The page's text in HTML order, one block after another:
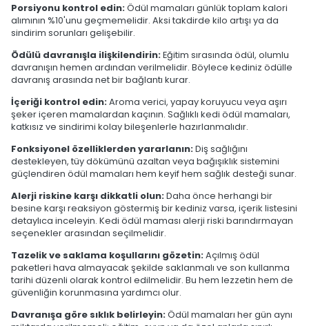
Porsiyonu kontrol edin:Ödül mamaları günlük toplam kalori
alımının %10'unu geçmemelidir. Aksi takdirde kilo artışı ya da
sindirim sorunları gelişebilir.
Ödülü davranışla ilişkilendirin:Eğitim sırasında ödül, olumlu
davranışın hemen ardından verilmelidir. Böylece kediniz ödülle
davranış arasında net bir bağlantı kurar.
İçeriği kontrol edin:Aroma verici, yapay koruyucu veya aşırı
şeker içeren mamalardan kaçının. Sağlıklı kedi ödül mamaları,
katkısız ve sindirimi kolay bileşenlerle hazırlanmalıdır.
Fonksiyonel özelliklerden yararlanın:Diş sağlığını
destekleyen, tüy dökümünü azaltan veya bağışıklık sistemini
güçlendiren ödül mamaları hem keyif hem sağlık desteği sunar.
Alerji riskine karşı dikkatli olun:Daha önce herhangi bir
besine karşı reaksiyon göstermiş bir kediniz varsa, içerik listesini
detaylıca inceleyin. Kedi ödül maması alerji riski barındırmayan
seçenekler arasından seçilmelidir.
Tazelik ve saklama koşullarını gözetin:Açılmış ödül
paketleri hava almayacak şekilde saklanmalı ve son kullanma
tarihi düzenli olarak kontrol edilmelidir. Bu hem lezzetin hem de
güvenliğin korunmasına yardımcı olur.
Davranışa göre sıklık belirleyin:Ödül mamaları her gün aynı